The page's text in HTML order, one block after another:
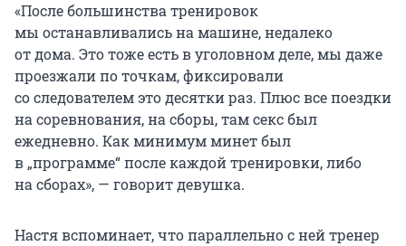
«После большинства тренировок
мы останавливались на машине, недалеко
от дома. Это тоже есть в уголовном деле, мы даже
проезжали по точкам, фиксировали
со следователем это десятки раз. Плюс все поездки
на соревнования, на сборы, там секс был
ежедневно. Как минимум минет был
в „программе“ после каждой тренировки, либо
на сборах», — говорит девушка.
Настя вспоминает, что параллельно с ней тренер